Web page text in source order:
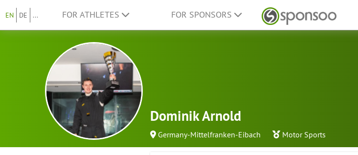
EN DE ... FOR ATHLETES FOR SPONSORS
Dominik Arnold
Germany-Mittelfranken-Eibach Motor Sports